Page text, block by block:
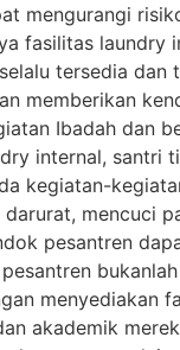
mengurangi
fasilitas
tersedia
memberikan
Ibadah dan
internal,
kegiatan-
mencuci
pesantren
akademik